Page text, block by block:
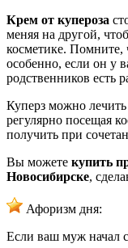
Крем от купероза
меняя на другой,
косметике. Помните,
особенно, если он у
родственников есть
Куперз можно
регулярно посещая
получить при
Вы можете купить
Новосибирске,
Афоризм дня:
Если ваш муж начал